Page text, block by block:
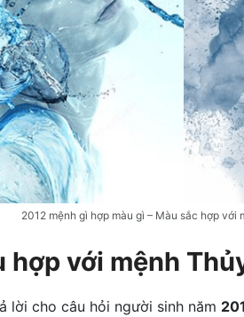
2012 mệnh gì hợp màu gì – Màu sắc hợp với
hợp với mệnh
lời cho câu hỏi người sinh năm